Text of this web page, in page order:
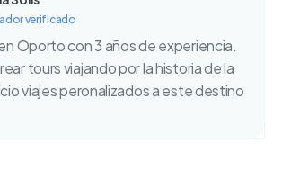
verificado
Oporto con 3 años de experiencia.
tours viajando por la historia de la
viajes peronalizados a este destino